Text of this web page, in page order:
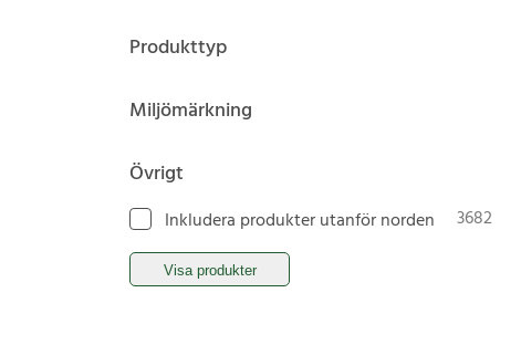
Produkttyp
Miljömärkning
Övrigt
Inkludera produkter utanför norden 3682
Visa produkter